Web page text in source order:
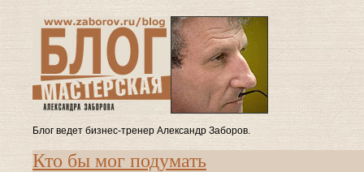
Блог ведет бизнес-тренер Александр Заборов.
Кто бы мог подумать